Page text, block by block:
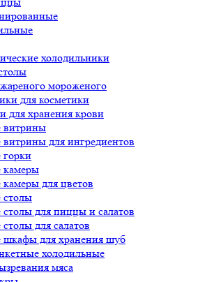
холодильники
мороженого
для косметики
для хранения крови
витрины
для ингредиентов
камеры
для цветов
столы
для пиццы и салатов
для салатов
для хранения шуб
холодильные
мяса